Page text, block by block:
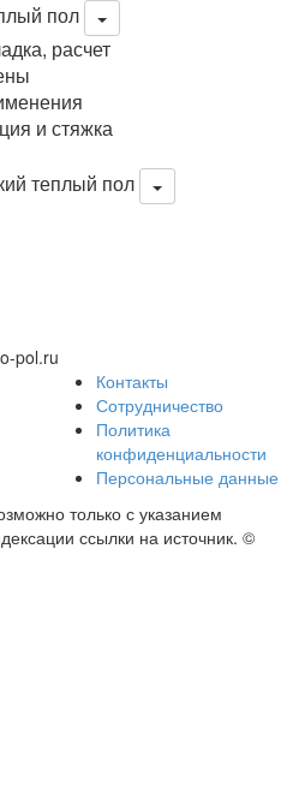
пол
расчет
и стяжка
теплый пол
pol.ru
Контакты
Сотрудничество
Политика
конфиденциальности
Персональные данные
только с указанием
ссылки на источник. ©